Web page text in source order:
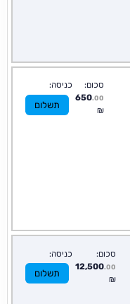
סכום:
650.00
₪
כניסה:
תשלום
סכום:
12,500.00
₪
כניסה:
תשלום